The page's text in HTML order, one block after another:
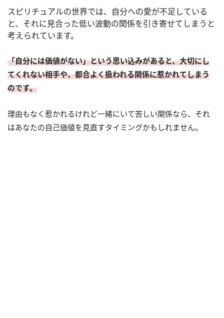
スピリチュアルの世界では、自分への愛が不足している
と、それに見合った低い波動の関係を引き寄せてしまうと
考えられています。
「自分には価値がない」という思い込みがあると、大切にし
てくれない相手や、都合よく扱われる関係に惹かれてしまう
のです。
理由もなく惹かれるけれど一緒にいて苦しい関係なら、それ
はあなたの自己価値を見直すタイミングかもしれません。